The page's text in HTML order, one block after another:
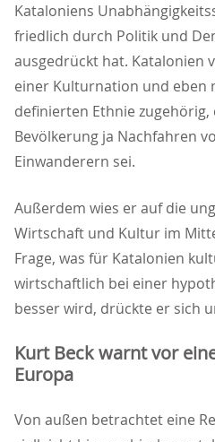
Kataloniens
friedlich durch Politik und
ausgedrückt hat. Katalonien
einer Kulturnation und eben
definierten Ethnie
Bevölkerung ja Nachfahren
Einwanderern sei.
Außerdem wies er auf die
Wirtschaft und Kultur im
Frage, was für Katalonien
wirtschaftlich bei einer
besser wird, drückte er sich
Kurt Beck warnt vor
Europa
Von außen betrachtet eine